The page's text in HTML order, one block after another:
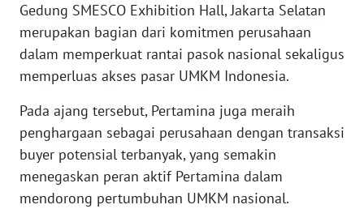
Gedung SMESCO Exhibition Hall, Jakarta Selatan
merupakan bagian dari komitmen perusahaan
dalam memperkuat rantai pasok nasional sekaligus
memperluas akses pasar UMKM Indonesia.
Pada ajang tersebut, Pertamina juga meraih
penghargaan sebagai perusahaan dengan transaksi
buyer potensial terbanyak, yang semakin
menegaskan peran aktif Pertamina dalam
mendorong pertumbuhan UMKM nasional.
JABAR
WN
BANTEN
WN
NTT
WN
KEPRI